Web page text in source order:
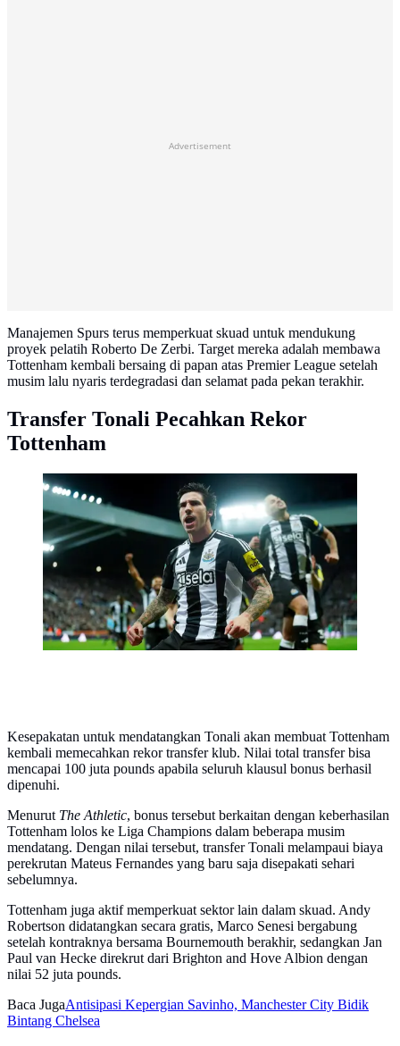
Advertisement
Manajemen Spurs terus memperkuat skuad untuk mendukung
proyek pelatih Roberto De Zerbi. Target mereka adalah membawa
Tottenham kembali bersaing di papan atas Premier League setelah
musim lalu nyaris terdegradasi dan selamat pada pekan terakhir.
Transfer Tonali Pecahkan Rekor
Tottenham
Newcastle United memastikan tempat di semifinal
carabao Cup setelah mengalahkan Brentford di St
James’ Park pada Kamis (19/12) dini hari WIB. (Owen
Humphreys/PA via AP)
Kesepakatan untuk mendatangkan Tonali akan membuat Tottenham
kembali memecahkan rekor transfer klub. Nilai total transfer bisa
mencapai 100 juta pounds apabila seluruh klausul bonus berhasil
dipenuhi.
Menurut The Athletic, bonus tersebut berkaitan dengan keberhasilan
Tottenham lolos ke Liga Champions dalam beberapa musim
mendatang. Dengan nilai tersebut, transfer Tonali melampaui biaya
perekrutan Mateus Fernandes yang baru saja disepakati sehari
sebelumnya.
Tottenham juga aktif memperkuat sektor lain dalam skuad. Andy
Robertson didatangkan secara gratis, Marco Senesi bergabung
setelah kontraknya bersama Bournemouth berakhir, sedangkan Jan
Paul van Hecke direkrut dari Brighton and Hove Albion dengan
nilai 52 juta pounds.
Baca JugaAntisipasi Kepergian Savinho, Manchester City Bidik
Bintang Chelsea